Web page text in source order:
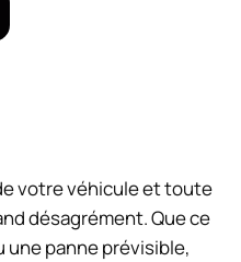
votre véhicule et toute
désagrément. Que ce
une panne prévisible,